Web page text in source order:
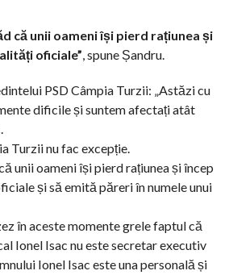
că unii oameni își pierd rațiunea și
oficiale”, spune Șandru.
PSD Câmpia Turzii: „Astăzi cu
dificile și suntem afectați atât
Turzii nu fac excepție.
unii oameni își pierd rațiunea și încep
și să emită păreri în numele unui
în aceste momente grele faptul că
Ionel Isac nu este secretar executiv
Ionel Isac este una personală și